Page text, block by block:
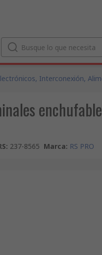
Interconexión,
: 237-8565 Marca: RS PRO